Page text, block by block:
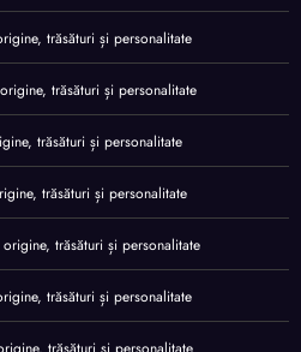
trăsături și personalitate
trăsături și personalitate
trăsături și personalitate
trăsături și personalitate
trăsături și personalitate
trăsături și personalitate